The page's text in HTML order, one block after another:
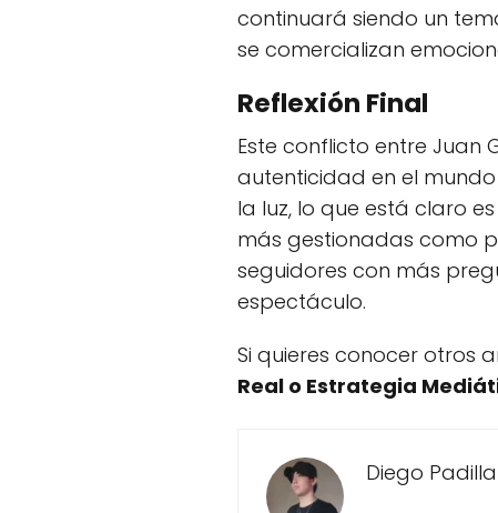
continuará siendo un
se comercializan
Reflexión Final
Este conflicto entre Juan
autenticidad en el
la luz, lo que está claro
más gestionadas como
seguidores con más
espectáculo.
Si quieres conocer otros
Real o Estrategia
Diego Padilla